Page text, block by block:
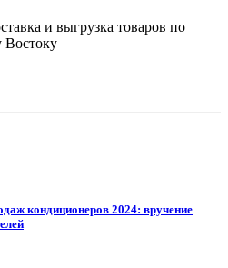
и выгрузка товаров по
Востоку
кондиционеров 2024: вручение